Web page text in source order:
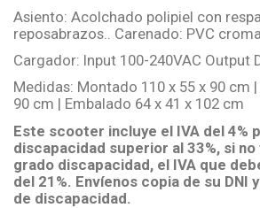
Asiento: Acolchado polipiel con
reposabrazos.. Carenado: PVC
Cargador: Input 100-240VAC Output
Medidas: Montado 110 x 55 x 90 cm
90 cm | Embalado 64 x 41 x 102 cm
Este scooter incluye el IVA del 4%
discapacidad superior al 33%, si
grado discapacidad, el IVA que
del 21%. Envíenos copia de su
de discapacidad.